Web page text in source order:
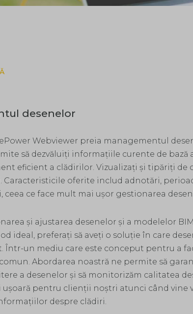
desenelor
Webviewer preia managementul
să dezvăluiți informațiile curente de bază
eficient a clădirilor. Vizualizați și tipăriți de
Caracteristicile oferite includ adnotări,
ceea ce face mult mai ușor gestionarea
și ajustarea desenelor și a modelelor
ideal, preferați să aveți o soluție în care
Într-un mediu care este conceput pentru a
Abordarea noastră ne permite să
a desenelor și să monitorizăm calitatea
ușoară pentru clienții noștri atunci când vine
despre clădiri.